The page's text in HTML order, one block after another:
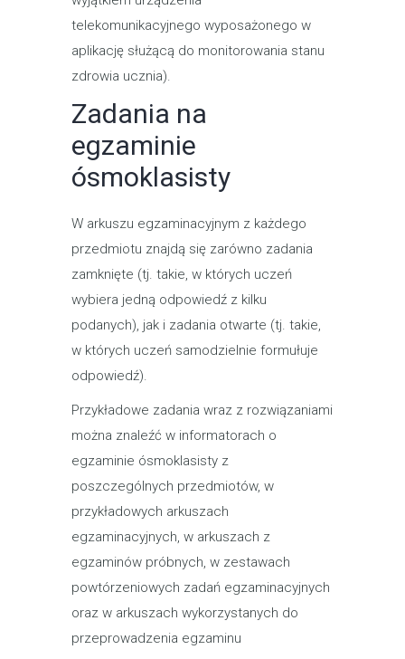
telekomunikacyjnego wyposażonego w
aplikację służącą do monitorowania stanu
zdrowia ucznia).
Zadania na
egzaminie
ósmoklasisty
W arkuszu egzaminacyjnym ‎z każdego
przedmiotu znajdą się zarówno zadania
‎zamknięte (tj. takie, w których uczeń
wybiera jedną odpowiedź z kilku
podanych), jak i zadania otwarte (tj. takie,
w których uczeń samodzielnie formułuje
odpowiedź). ‎
Przykładowe zadania wraz z rozwiązaniami
można znaleźć w informatorach o
egzaminie ósmoklasisty z
poszczególnych przedmiotów, w
przykładowych arkuszach
egzaminacyjnych, w arkuszach z
egzaminów próbnych, w zestawach
powtórzeniowych zadań egzaminacyjnych
oraz w arkuszach wykorzystanych do
przeprowadzenia egzaminu